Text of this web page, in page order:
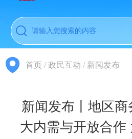
首页 /政民互动 / 新闻发布
新闻发布丨地区
大内需与开放合作